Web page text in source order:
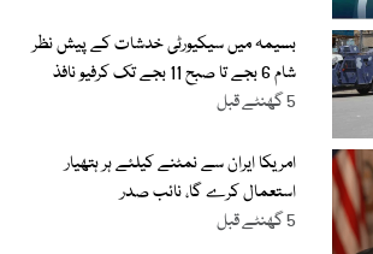
بسیمہ میں سیکیورٹی خدشات کے پیش نظر
شام 6 بجے تا صبح 11 بجے تک کرفیو نافذ
5 گھنٹے قبل
امریکا ایران سے نمٹنے کیلئے ہر ہتھیار
استعمال کرے گا، نائب صدر
5 گھنٹے قبل